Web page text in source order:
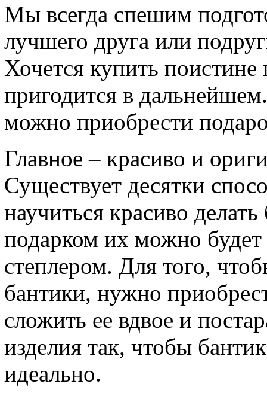
Мы всегда спешим
лучшего друга или
Хочется купить
пригодится в
можно приобрести
Главное – красиво и
Существует десятки
научиться красиво
подарком их можно
степлером. Для того,
бантики, нужно
сложить ее вдвое и
изделия так, чтобы
идеально.